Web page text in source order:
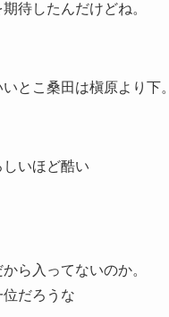
待したんだけどね。
とこ桑田は槇原より下。
いほど酷い
ら入ってないのか。
だろうな